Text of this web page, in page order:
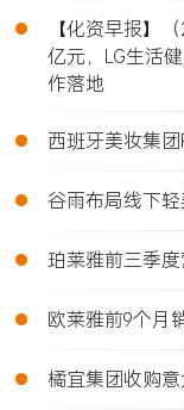
•
【化资早报】
亿元，LG生活
作落地
• 西班牙美妆集
• 谷雨布局线下
• 珀莱雅前三季
• 欧莱雅前9个月
• 橘宜集团收购